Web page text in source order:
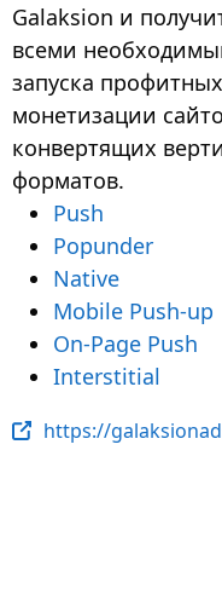
Galaksion и
всеми
запуска
монетизации
конвертящих
форматов.
Push
Popunder
Native
Mobile Push-up
On-Page Push
Interstitial
https://